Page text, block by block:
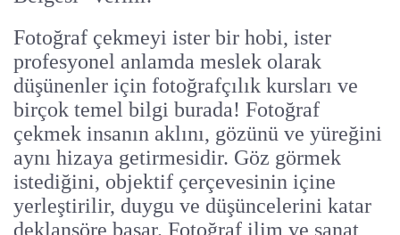
Fotoğraf çekmeyi ister bir hobi, ister
profesyonel anlamda meslek olarak
düşünenler için fotoğrafçılık kursları ve
birçok temel bilgi burada! Fotoğraf
çekmek insanın aklını, gözünü ve yüreğini
aynı hizaya getirmesidir. Göz görmek
istediğini, objektif çerçevesinin içine
yerleştirilir, duygu ve düşüncelerini katar
deklanşöre basar. Fotoğraf ilim ve sanat